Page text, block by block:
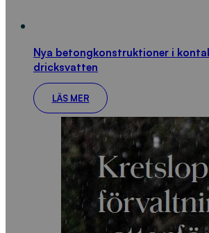
Nya betongkonstruktioner i
dricksvatten
LÄS MER